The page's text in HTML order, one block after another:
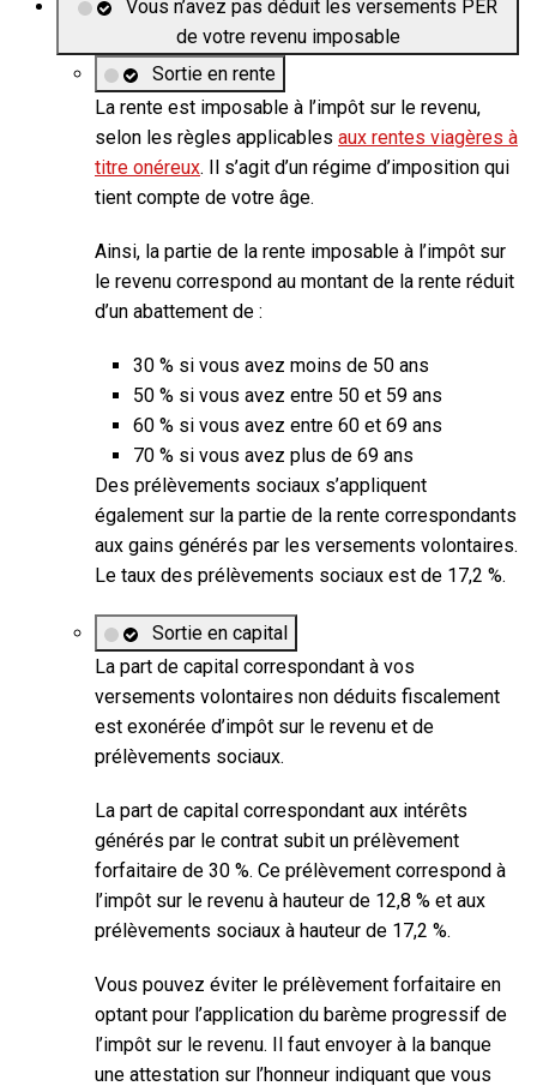
Vous n’avez pas déduit les versements PER
de votre revenu imposable
Sortie en rente
La rente est imposable à l’impôt sur le revenu,
selon les règles applicables aux rentes viagères à
titre onéreux. Il s’agit d’un régime d’imposition qui
tient compte de votre âge.
Ainsi, la partie de la rente imposable à l’impôt sur
le revenu correspond au montant de la rente réduit
d’un abattement de :
30 % si vous avez moins de 50 ans
50 % si vous avez entre 50 et 59 ans
60 % si vous avez entre 60 et 69 ans
70 % si vous avez plus de 69 ans
Des prélèvements sociaux s’appliquent
également sur la partie de la rente correspondants
aux gains générés par les versements volontaires.
Le taux des prélèvements sociaux est de 17,2 %.
Sortie en capital
La part de capital correspondant à vos
versements volontaires non déduits fiscalement
est exonérée d’impôt sur le revenu et de
prélèvements sociaux.
La part de capital correspondant aux intérêts
générés par le contrat subit un prélèvement
forfaitaire de 30 %. Ce prélèvement correspond à
l’impôt sur le revenu à hauteur de 12,8 % et aux
prélèvements sociaux à hauteur de 17,2 %.
Vous pouvez éviter le prélèvement forfaitaire en
optant pour l’application du barème progressif de
l’impôt sur le revenu. Il faut envoyer à la banque
une attestation sur l’honneur indiquant que vous